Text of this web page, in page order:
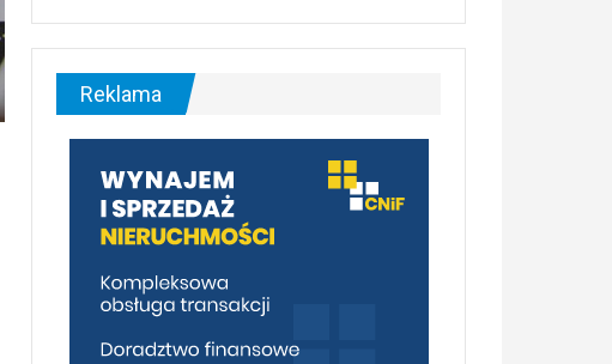
–
malownicza
[fotorelacja]
Reklama